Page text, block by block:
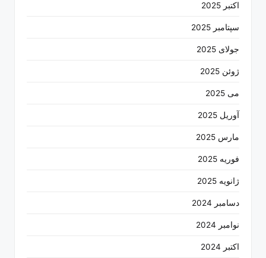
اکتبر 2025
سپتامبر 2025
جولای 2025
ژوئن 2025
می 2025
آوریل 2025
مارس 2025
فوریه 2025
ژانویه 2025
دسامبر 2024
نوامبر 2024
اکتبر 2024